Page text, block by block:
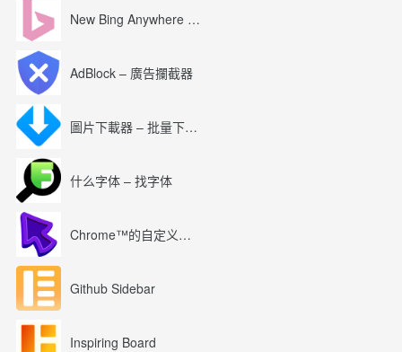
New Bing Anywhere (Bing Chat GPT-4)
AdBlock – 廣告攔截器
圖片下載器 – 批量下載圖片
什么字体 – 找字体
Chrome™的自定义光标
Github Sidebar
Inspiring Board